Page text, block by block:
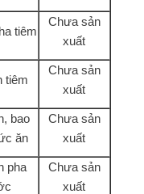
tiêm
Chưa sản
xuất
tiêm
Chưa sản
xuất
bao
ăn
Chưa sản
xuất
pha
Chưa sản
xuất